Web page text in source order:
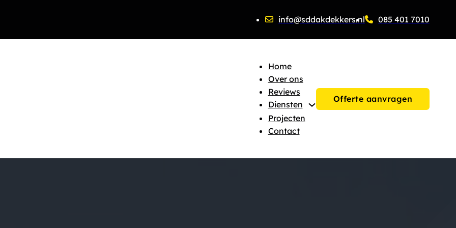
info@sddakdekkers.nl 085 401 7010
Home
Over ons
Reviews
Diensten
Projecten
Contact
Offerte aanvragen